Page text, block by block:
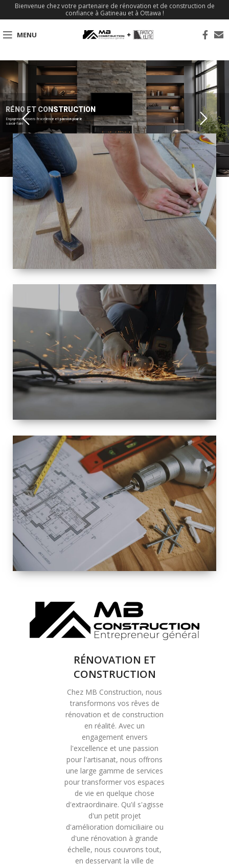
Bienvenue chez votre partenaire de rénovation et de construction de
confiance à Gatineau et à Ottawa !
MENU
Engagement envers l'excellence et passion pour le
savoir-faire
RÉNO ET CONSTRUCTION
TAILLE
PETITE À
GRANDE
RÉNOVATION
ESPACE
RÉNOVATION
INTÉRIEURE ET
EXTÉRIEURE
SOLUTIONS DE
RÉNOVATION
COMPLÈTE
RÉNOVATION ET
CONSTRUCTION
Chez MB Construction, nous
transformons vos rêves de
rénovation et de construction
en réalité. Avec un
engagement envers
l'excellence et une passion
pour l'artisanat, nous offrons
une large gamme de services
pour transformer vos espaces
de vie en quelque chose
d'extraordinaire. Qu'il s'agisse
d'un petit projet
d'amélioration domiciliaire ou
d'une rénovation à grande
échelle, nous couvrons tout,
en desservant la ville de